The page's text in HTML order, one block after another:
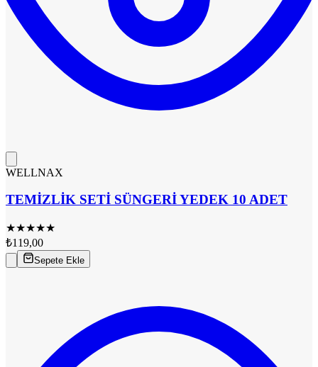
WELLNAX
TEMİZLİK SETİ SÜNGERİ YEDEK 10 ADET
★★★★★
₺119,00
Sepete Ekle